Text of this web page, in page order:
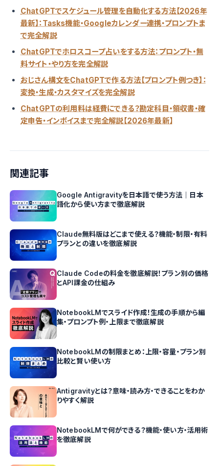
ChatGPTでスケジュール管理を自動化する方法【2026年
最新】：Tasks機能・Googleカレンダー連携・プロンプトま
で完全解説
ChatGPTでホロスコープ占いをする方法：プロンプト・無
料サイト・やり方を完全解説
おじさん構文をChatGPTで作る方法【プロンプト例つき】：
変換・生成・カスタマイズを完全解説
ChatGPTの利用料は経費にできる？勘定科目・領収書・確
定申告・インボイスまで完全解説【2026年最新】
関連記事
Google Antigravityを日本語で使う方法｜日本
語化から使い方まで徹底解説
Claude無料版はどこまで使える？機能・制限・有料
プランとの違いを徹底解説
Claude Codeの料金を徹底解説！プラン別の価格
とAPI課金の仕組み
NotebookLMでスライド作成！生成の手順から編
集・プロンプト例・上限まで徹底解説
NotebookLMの制限まとめ：上限・容量・プラン別
比較と賢い使い方
Antigravityとは？意味・読み方・できることをわか
りやすく解説
NotebookLMで何ができる？機能・使い方・活用術
を徹底解説